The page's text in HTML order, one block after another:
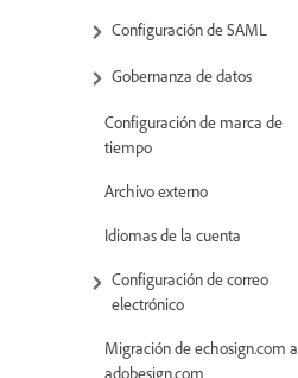
Configuración de SAML
Gobernanza de datos
Configuración de marca de
tiempo
Archivo externo
Idiomas de la cuenta
Configuración de correo
electrónico
Migración de echosign.com a
adobesign.com